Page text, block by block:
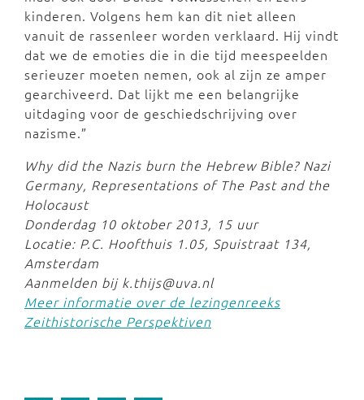
kinderen. Volgens hem kan dit niet alleen
vanuit de rassenleer worden verklaard. Hij vindt
dat we de emoties die in die tijd meespeelden
serieuzer moeten nemen, ook al zijn ze amper
gearchiveerd. Dat lijkt me een belangrijke
uitdaging voor de geschiedschrijving over
nazisme.”
Why did the Nazis burn the Hebrew Bible? Nazi
Germany, Representations of The Past and the
Holocaust
Donderdag 10 oktober 2013, 15 uur
Locatie: P.C. Hoofthuis 1.05, Spuistraat 134,
Amsterdam
Aanmelden bij k.thijs@uva.nl
Meer informatie over de lezingenreeks
Zeithistorische Perspektiven